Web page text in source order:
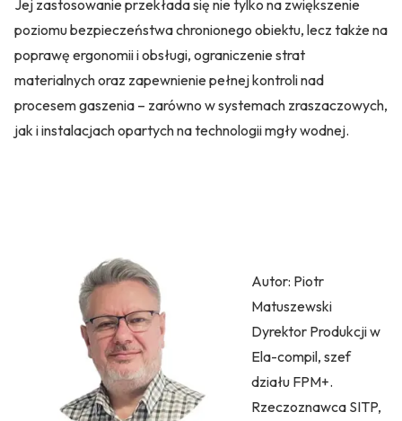
Jej zastosowanie przekłada się nie tylko na zwiększenie
poziomu bezpieczeństwa chronionego obiektu, lecz także na
poprawę ergonomii i obsługi, ograniczenie strat
materialnych oraz zapewnienie pełnej kontroli nad
procesem gaszenia – zarówno w systemach zraszaczowych,
jak i instalacjach opartych na technologii mgły wodnej.
Autor: Piotr
Matuszewski
Dyrektor Produkcji w
Ela-compil, szef
działu FPM+.
Rzeczoznawca SITP,